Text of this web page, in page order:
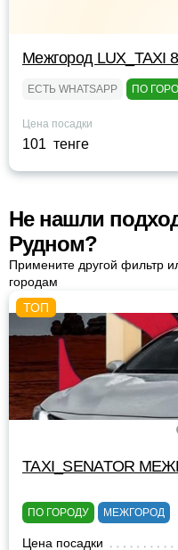
Межгород LUX_TAXI
ЕСТЬ WHATSAPP ПО
Цена посадки
101 тенге
Не нашли
Рудном?
Примените другой фильтр
городам
TAXI_SENATOR
ПО ГОРОДУ МЕЖГОРОД
Цена посадки